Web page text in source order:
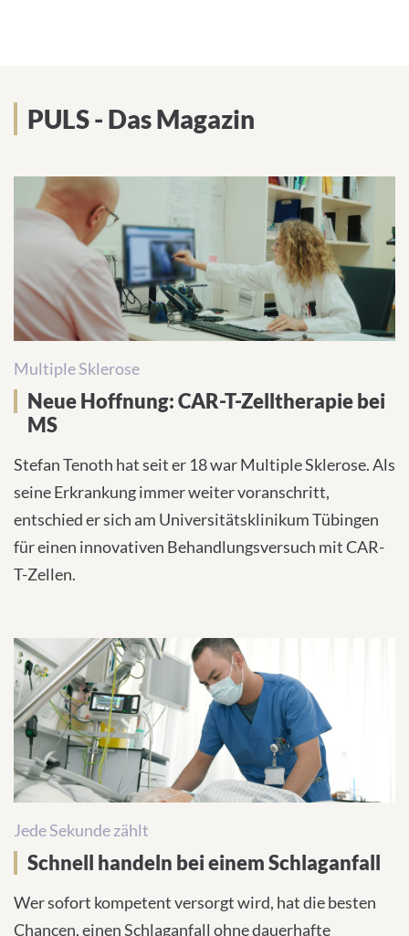
PULS - Das Magazin
Multiple Sklerose
Neue Hoffnung: CAR-T-Zelltherapie bei
MS
Stefan Tenoth hat seit er 18 war Multiple Sklerose. Als
seine Erkrankung immer weiter voranschritt,
entschied er sich am Universitätsklinikum Tübingen
für einen innovativen Behandlungsversuch mit CAR-
T-Zellen.
Jede Sekunde zählt
Schnell handeln bei einem Schlaganfall
Wer sofort kompetent versorgt wird, hat die besten
Chancen, einen Schlaganfall ohne dauerhafte